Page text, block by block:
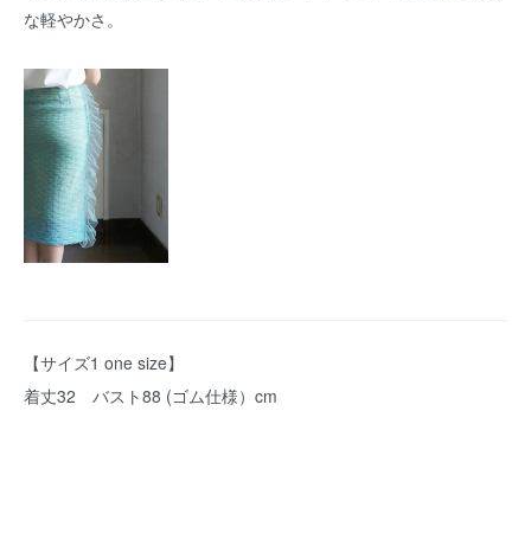
な軽やかさ。
【サイズ1 one size】
着丈32 バスト88 (ゴム仕様）cm